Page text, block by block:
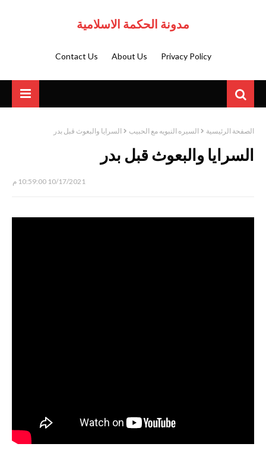
مدونة الحكمة الاسلامية
Privacy Policy
About Us
Contact Us
الصفحة الرئيسية السيره النبويه مع الحبيب السرايا والبعوث قبل بدر
السرايا والبعوث قبل بدر
10/17/2021 10:59:00 م